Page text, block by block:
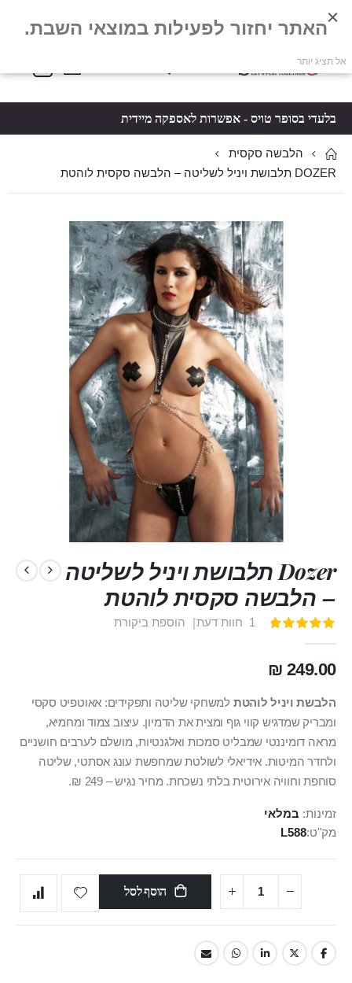
Toggle
סל קניות
בלעדי בסופר טויס - אפשרות לאספקה מיידית
הלבשה סקסית
DOZER תלבושת ויניל לשליטה – הלבשה סקסית לוהטת
Dozer תלבושת ויניל לשליטה
– הלבשה סקסית לוהטת
דירוג:
1 חוות דעת הוספת ביקורת
249.00 ₪
הלבשת ויניל לוהטת למשחקי שליטה ותפקידים: אאוטפיט סקסי
ומבריק שמדגיש קווי גוף ומצית את הדמיון. עיצוב צמוד ומחמיא,
מראה דומיננטי שמבליט סמכות ואלגנטיות, מושלם לערבים חושניים
ולחדר המיטות. אידיאלי לשולטת שמחפשת עונג אסתטי, שליטה
סוחפת וחוויה אירוטית בלתי נשכחת. מחיר נגיש – 249 ₪.
זמינות: במלאי
מק"ט L588
הוסף לסל
האתר יחזור לפעילות במוצאי השבת.
אל תציג יותר